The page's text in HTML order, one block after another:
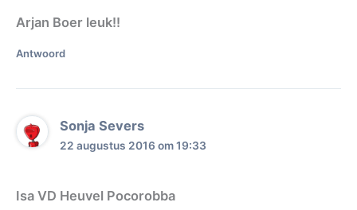
Arjan Boer leuk!!
Antwoord
Sonja Severs
22 augustus 2016 om 19:33
Isa VD Heuvel Pocorobba